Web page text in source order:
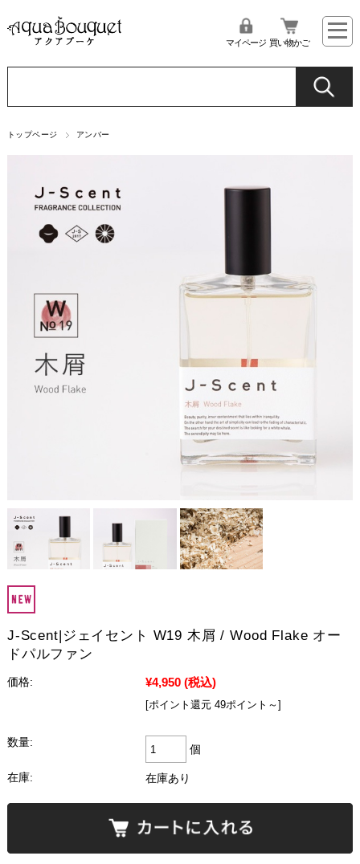
マイページ 買い物かご
トップページ アンバー
J-Scent|ジェイセント W19 木屑 / Wood Flake オー
ドパルファン
価格: ¥4,950 (税込)
[ポイント還元 49ポイント～]
数量:
個
在庫: 在庫あり